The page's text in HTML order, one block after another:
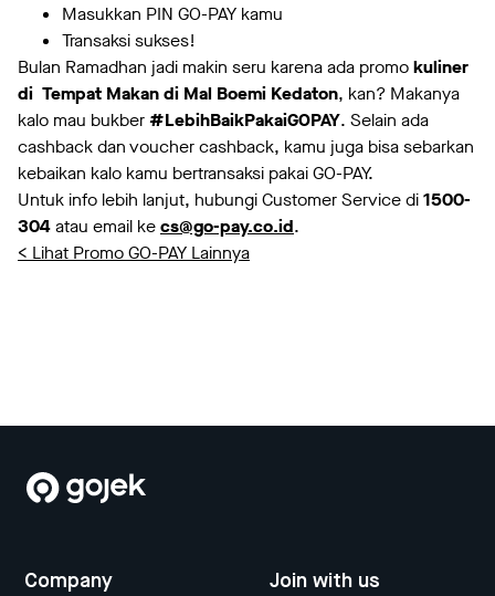
Masukkan PIN GO-PAY kamu
Transaksi sukses!
Bulan Ramadhan jadi makin seru karena ada promokuliner
di Tempat Makan di Mal Boemi Kedaton, kan? Makanya
kalo mau bukber#LebihBaikPakaiGOPAY. Selain ada
cashback dan voucher cashback, kamu juga bisa sebarkan
kebaikan kalo kamu bertransaksi pakai GO-PAY.
Untuk info lebih lanjut, hubungi Customer Service di1500-
304atau email kecs@go-pay.co.id.
< Lihat Promo GO-PAY Lainnya
Company Join with us